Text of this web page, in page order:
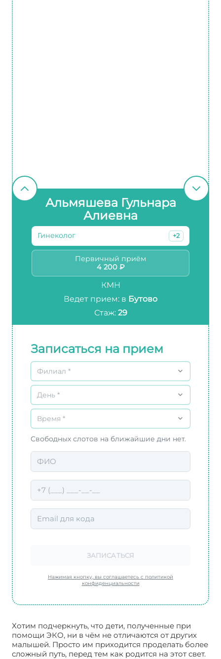
Альмяшева Гульнара
Алиевна
Гинеколог +2
Первичный приём
4 200 ₽
КМН
Ведет прием: в Бутово
Стаж: 29
Записаться на прием
Филиал *
День *
Время *
Свободных слотов на ближайшие дни нет.
ЗАПИСАТЬСЯ
Нажимая кнопку, вы соглашаетесь с политикой
конфиденциальности
Хотим подчеркнуть, что дети, полученные при
помощи ЭКО, ни в чём не отличаются от других
малышей. Просто им приходится проделать более
сложный путь, перед тем как родится на этот свет.